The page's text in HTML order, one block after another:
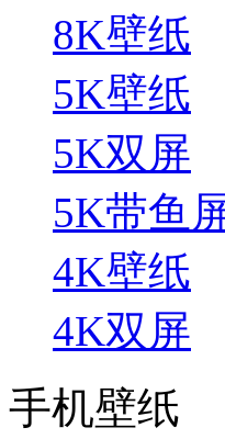
8K壁纸
5K壁纸
5K双屏
5K带鱼
4K壁纸
4K双屏
手机壁纸